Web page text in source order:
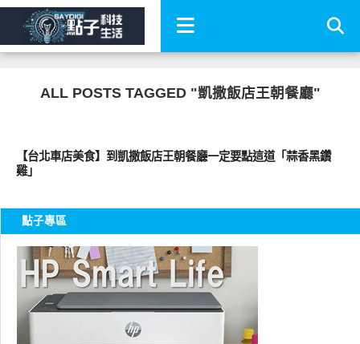
ALL POSTS TAGGED "凱撒飯店王朝餐廳"
【台北車店美食】到凱撒飯店王朝餐廳一定要點這道「蒜香黑鑽
雞」
點子專區